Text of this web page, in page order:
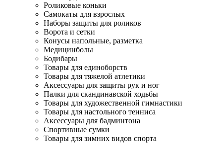
Роликовые коньки
Самокаты для взрослых
Наборы защиты для роликов
Ворота и сетки
Конусы напольные, разметка
Медицинболы
Бодибары
Товары для единоборств
Товары для тяжелой атлетики
Аксессуары для защиты рук и ног
Палки для скандинавской ходьбы
Товары для художественной гимнастики
Товары для настольного тенниса
Аксессуары для бадминтона
Спортивные сумки
Товары для зимних видов спорта